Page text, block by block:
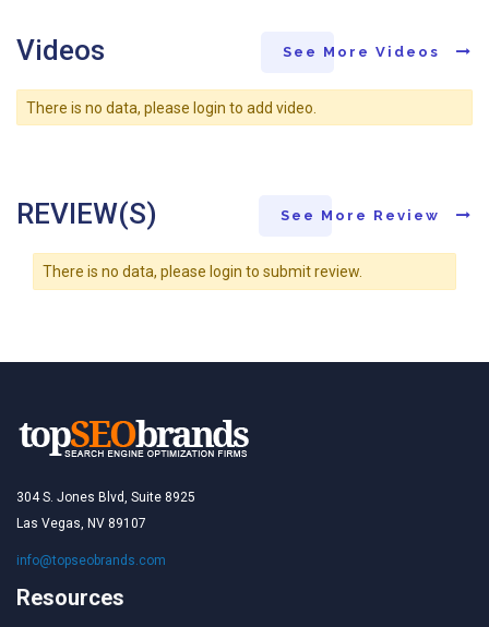
Videos See More Videos
There is no data, please login to add video.
REVIEW(S) See More Review
There is no data, please login to submit review.
304 S. Jones Blvd, Suite 8925
Las Vegas, NV 89107
info@topseobrands.com
Resources